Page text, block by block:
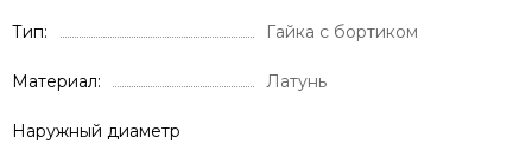
Тип Гайка с бортиком
Материал Латунь
Наружный диаметр